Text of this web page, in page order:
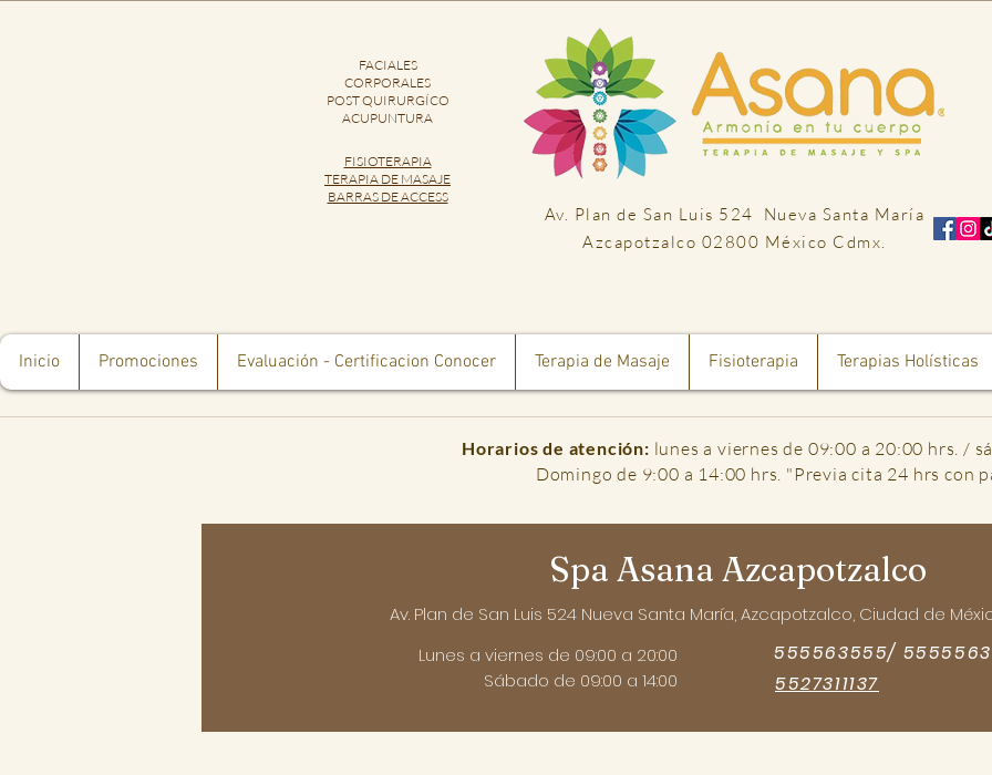
FACIALES
CORPORALES
POST QUIRURGÍCO
ACUPUNTURA
FISIOTERAPIA
TERAPIA DE MASAJE
​BARRAS DE ACCESS
Av. Plan de San Luis 524 Nueva Santa María
Azcapotzalco 02800 México Cdmx.
Inicio Promociones Evaluación - Certificacion Conocer Terapia de Masaje Fisioterapia Terapias Holísticas
Horarios de atención: lunes a viernes de 09:00 a 20:00 hrs. /
Domingo de 9:00 a 14:00 hrs. "Previa cita 24 hrs con
Spa Asana Azcapotzalco
Av. Plan de San Luis 524 Nueva Santa María, Azcapotzalco, Ciudad de
Lunes a viernes de 09:00 a 20:00
Sábado de 09:00 a 14:00
555563555/
5527311137